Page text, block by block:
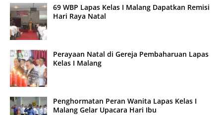
69 WBP Lapas Kelas I Malang Dapatkan Remisi
Hari Raya Natal
Perayaan Natal di Gereja Pembaharuan Lapas
Kelas I Malang
Penghormatan Peran Wanita Lapas Kelas I
Malang Gelar Upacara Hari Ibu